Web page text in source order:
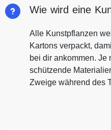
Wie wird eine
Alle Kunstpflanzen
Kartons verpackt,
bei dir ankommen. Je
schützende
Zweige während des